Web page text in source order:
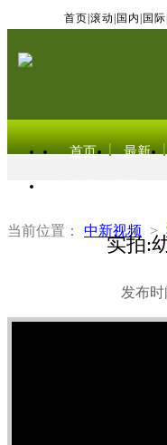
首页 滚动 国内 国际
首页 最新
当前位置： 中新视频 >
实拍:
发布时